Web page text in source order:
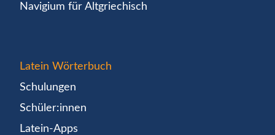
Navigium für Altgriechisch
Latein Wörterbuch
Schulungen
Schüler:innen
Latein-Apps